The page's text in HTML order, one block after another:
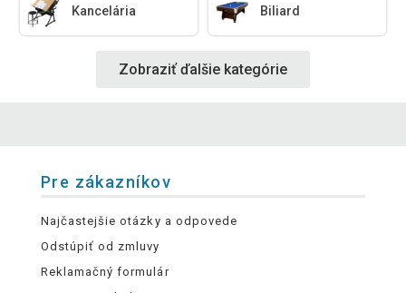
Kancelária Biliard
Zobraziť ďalšie kategórie
Pre zákazníkov
Najčastejšie otázky a odpovede
Odstúpiť od zmluvy
Reklamačný formulár